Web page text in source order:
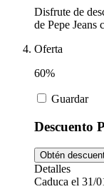
Disfrute de
de Pepe Jeans
Oferta
60%
Guardar
Descuento
Obtén
Detalles
Caduca el 31/